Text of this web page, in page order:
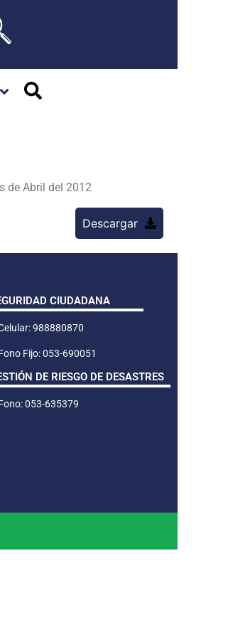
de Abril del 2012
Descargar
CIUDADANA
988880870
Fijo: 053-690051
DE RIESGO DE DESASTRES
053-635379